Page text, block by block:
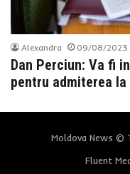
Alexandra 09/08/2023
Dan Perciun: Va fi
pentru admiterea la
Moldova News ©
Fluent